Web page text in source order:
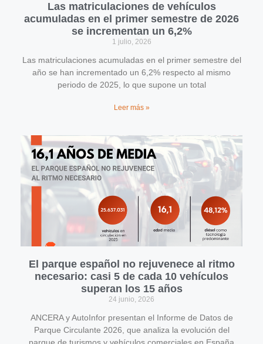
Las matriculaciones de vehículos
acumuladas en el primer semestre de 2026
se incrementan un 6,2%
1 julio, 2026
Las matriculaciones acumuladas en el primer semestre del
año se han incrementado un 6,2% respecto al mismo
periodo de 2025, lo que supone un total
Leer más »
El parque español no rejuvenece al ritmo
necesario: casi 5 de cada 10 vehículos
superan los 15 años
24 junio, 2026
ANCERA y AutoInfor presentan el Informe de Datos de
Parque Circulante 2026, que analiza la evolución del